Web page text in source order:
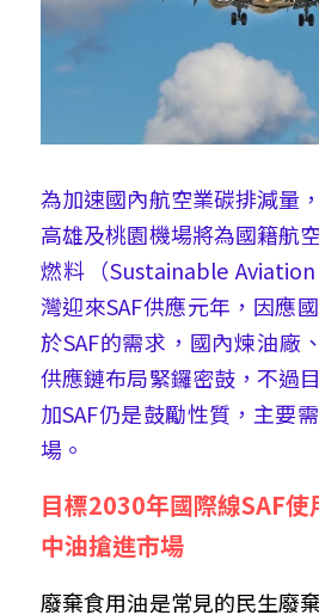
為加速國內航空業碳排減量
高雄及桃園機場將為國籍航
燃料（Sustainable
灣迎來SAF供應元年，因應
於SAF的需求，國內煉油廠
供應鏈布局緊鑼密鼓，不過
加SAF仍是鼓勵性質，主要
場。
目標2030年國際線SAF使
中油搶進市場
廢棄食用油是常見的民生廢